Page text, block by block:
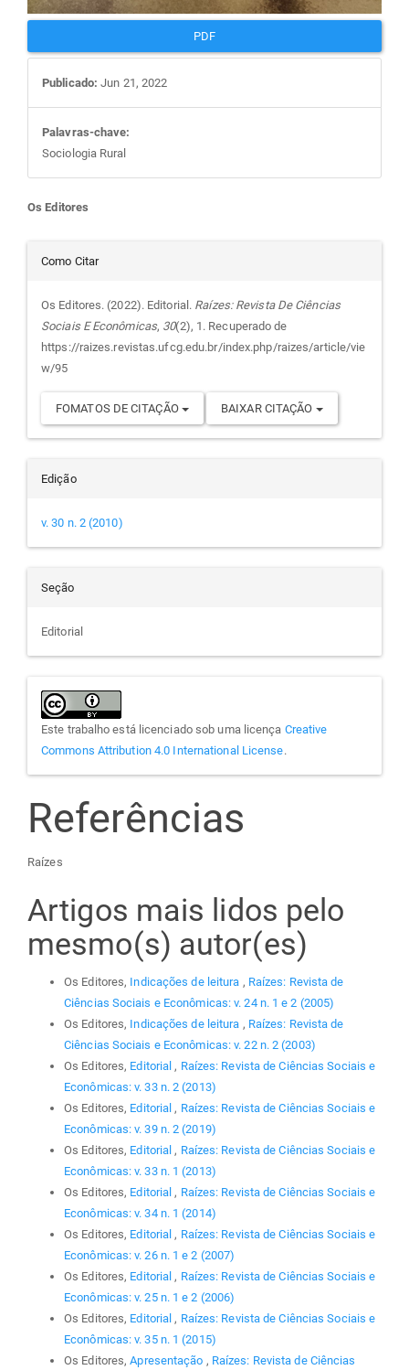
PDF
Publicado: Jun 21, 2022
Palavras-chave:
Sociologia Rural
Conteúdo
do
artigo
principal
Os Editores
Detalhes
do
artigo
Como Citar
Os Editores. (2022). Editorial. Raízes: Revista De Ciências
Sociais E Econômicas, 30(2), 1. Recuperado de
https://raizes.revistas.ufcg.edu.br/index.php/raizes/article/vie
w/95
FOMATOS DE CITAÇÃO BAIXAR CITAÇÃO
Edição
v. 30 n. 2 (2010)
Seção
Editorial
Este trabalho está licenciado sob uma licença Creative
Commons Attribution 4.0 International License.
Referências
Raízes
Artigos mais lidos pelo
mesmo(s) autor(es)
Os Editores, Indicações de leitura , Raízes: Revista de
Ciências Sociais e Econômicas: v. 24 n. 1 e 2 (2005)
Os Editores, Indicações de leitura , Raízes: Revista de
Ciências Sociais e Econômicas: v. 22 n. 2 (2003)
Os Editores, Editorial, Raízes: Revista de Ciências Sociais e
Econômicas: v. 33 n. 2 (2013)
Os Editores, Editorial, Raízes: Revista de Ciências Sociais e
Econômicas: v. 39 n. 2 (2019)
Os Editores, Editorial, Raízes: Revista de Ciências Sociais e
Econômicas: v. 33 n. 1 (2013)
Os Editores, Editorial, Raízes: Revista de Ciências Sociais e
Econômicas: v. 34 n. 1 (2014)
Os Editores, Editorial, Raízes: Revista de Ciências Sociais e
Econômicas: v. 26 n. 1 e 2 (2007)
Os Editores, Editorial, Raízes: Revista de Ciências Sociais e
Econômicas: v. 25 n. 1 e 2 (2006)
Os Editores, Editorial, Raízes: Revista de Ciências Sociais e
Econômicas: v. 35 n. 1 (2015)
Os Editores,Apresentação , Raízes: Revista de Ciências